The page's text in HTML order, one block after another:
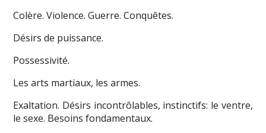
Colère. Violence. Guerre. Conquêtes.
Désirs de puissance.
Possessivité.
Les arts martiaux, les armes.
Exaltation. Désirs incontrôlables, instinctifs: le ventre,
le sexe. Besoins fondamentaux.